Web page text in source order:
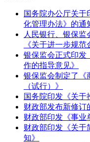
国务院办公厅关于
化管理办法》的通
人民银行、银保
《关于进一步规
银保监会正式印发
作的指导意见》
银保监会制定了《
（试行）》
国务院印发《关于
财政部发布新修订
财政部印发《事业
财政部印发《关于
知》